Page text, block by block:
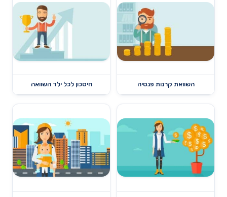
השוואת קרנות פנסיה חיסכון לכל ילד השוואה